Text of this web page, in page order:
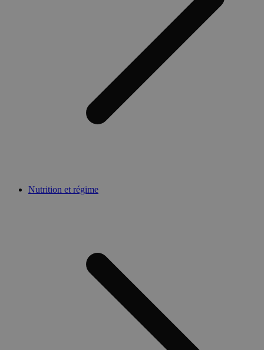
Nutrition et régime